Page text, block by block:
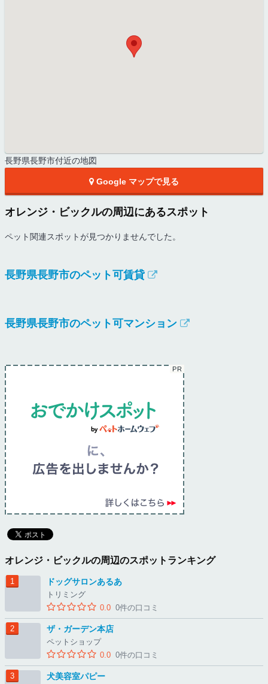
長野県長野市付近の地図
Google マップで見る
オレンジ・ビックルの周辺にあるスポット
ペット関連スポットが見つかりませんでした。
長野県長野市のペット可賃貸
長野県長野市のペット可マンション
オレンジ・ビックルの周辺のスポットランキング
ドッグサロンあるあ
トリミング
0.0 0件の口コミ
ザ・ガーデン本店
ペットショップ
0.0 0件の口コミ
犬美容室パピー